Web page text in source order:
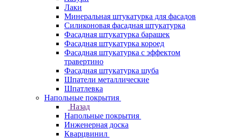
Лаки
Минеральная штукатурка для фасадов
Силиконовая фасадная штукатурка
Фасадная штукатурка барашек
Фасадная штукатурка короед
Фасадная штукатурка с эффектом
травертино
Фасадная штукатурка шуба
Шпатели металлические
Шпатлевка
Напольные покрытия
Назад
Напольные покрытия
Инженерная доска
Кварцвинил